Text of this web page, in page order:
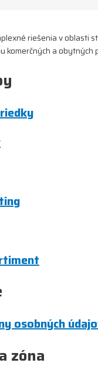
riešenia v oblasti
komerčných a obytných
osobných
zóna